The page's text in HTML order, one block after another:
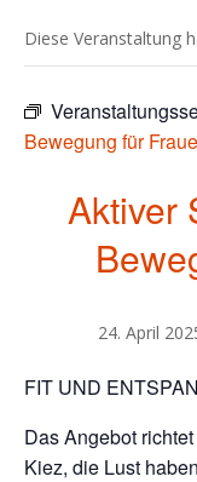
Diese Veranstaltung
Bewegung für
Aktiver
24. April
FIT UND
Das Angebot
Kiez, die Lust